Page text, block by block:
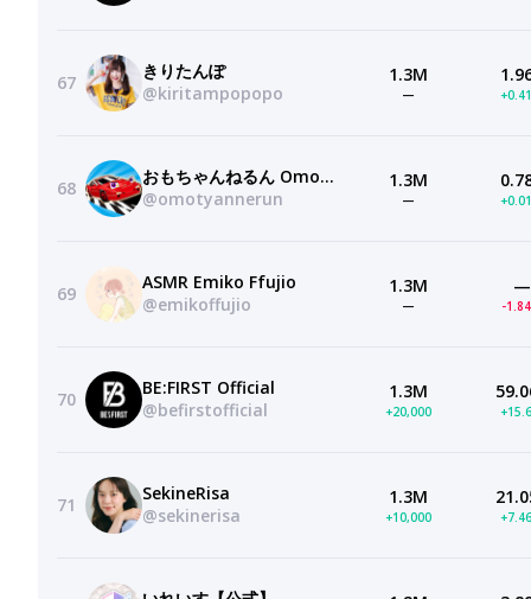
67
きりたんぽ
@kiritampopopo
1.3M
—
68
おもちゃんねるん Omotyannerun
@omotyannerun
1.3M
—
69
ASMR Emiko Ffujio
@emikoffujio
1.3M
—
—
-
70
BE:FIRST Official
@befirstofficial
1.3M
+20,000
71
SekineRisa
@sekinerisa
1.3M
+10,000